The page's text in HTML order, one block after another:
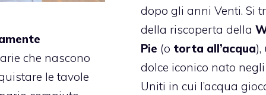
che nascono
le tavole
dopo gli anni Venti. Si
della riscoperta della
Pie (o torta all’acqua),
dolce iconico nato
Uniti in cui l’acqua